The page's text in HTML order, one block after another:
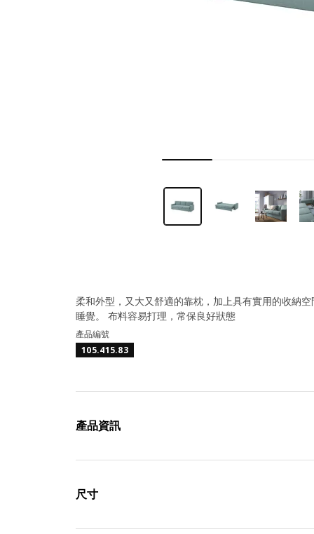
柔和外型，又大又舒適的靠枕，加上具有實用的收納
睡覺。 布料容易打理，常保良好狀態
產品編號
105.415.83
產品資訊
尺寸